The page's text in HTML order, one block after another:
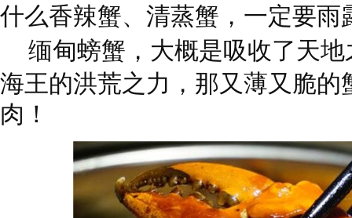
什么香辣蟹、清蒸蟹， 一定要雨
缅甸螃蟹，大概是吸收了天
海王的洪荒之力， 那又薄又脆的
肉！